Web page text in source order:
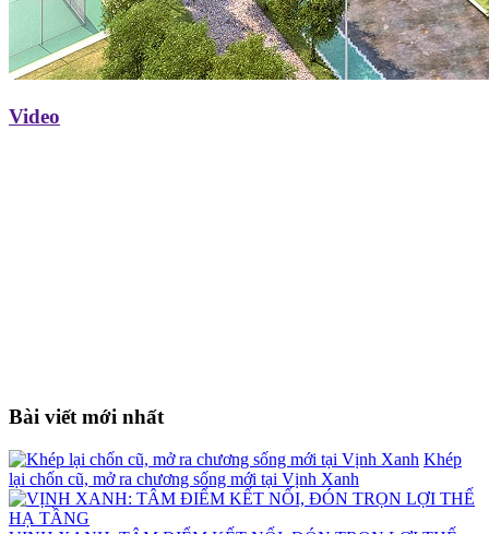
Video
Bài viết mới nhất
Khép
lại chốn cũ, mở ra chương sống mới tại Vịnh Xanh